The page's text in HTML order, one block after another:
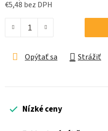
€5,48 bez DPH
Opýtať sa Strážiť
Nízké ceny